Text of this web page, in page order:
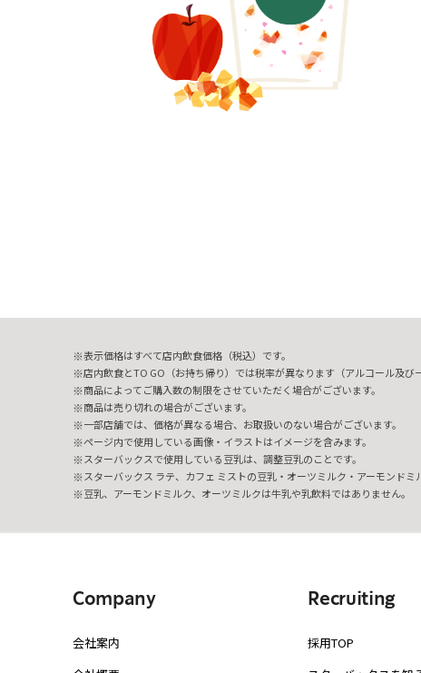
表示価格はすべて店内飲食価格（税込）です。
店内飲食とTO GO（お持ち帰り）では税率が異なります（アルコール及び
商品によってご購入数の制限をさせていただく場合がございます。
商品は売り切れの場合がございます。
一部店舗では、価格が異なる場合、お取扱いのない場合がございます。
ページ内で使用している画像・イラストはイメージを含みます。
スターバックスで使用している豆乳は、調整豆乳のことです。
スターバックス ラテ、カフェ ミストの豆乳・オーツミルク・アーモンドミ
豆乳、アーモンドミルク、オーツミルクは牛乳や乳飲料ではありません。
Company
会社案内
Recruiting
採用TOP